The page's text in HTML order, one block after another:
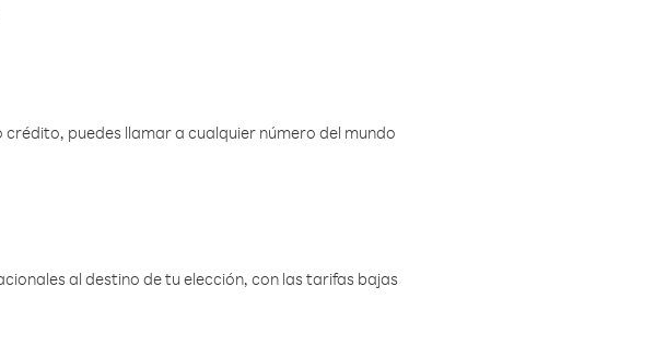
puedes llamar a cualquier número del mundo
al destino de tu elección, con las tarifas bajas